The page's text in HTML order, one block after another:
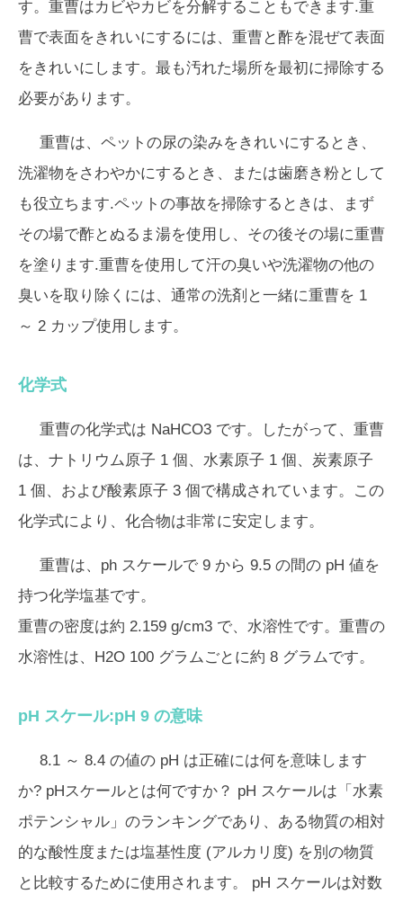
す。重曹はカビやカビを分解することもできます.重
曹で表面をきれいにするには、重曹と酢を混ぜて表面
をきれいにします。最も汚れた場所を最初に掃除する
必要があります。
重曹は、ペットの尿の染みをきれいにするとき、
洗濯物をさわやかにするとき、または歯磨き粉として
も役立ちます.ペットの事故を掃除するときは、まず
その場で酢とぬるま湯を使用し、その後その場に重曹
を塗ります.重曹を使用して汗の臭いや洗濯物の他の
臭いを取り除くには、通常の洗剤と一緒に重曹を 1
～ 2 カップ使用します。
化学式
重曹の化学式は NaHCO3 です。したがって、重曹
は、ナトリウム原子 1 個、水素原子 1 個、炭素原子
1 個、および酸素原子 3 個で構成されています。この
化学式により、化合物は非常に安定します。
重曹は、ph スケールで 9 から 9.5 の間の pH 値を
持つ化学塩基です。
重曹の密度は約 2.159 g/cm3 で、水溶性です。重曹の
水溶性は、H2O 100 グラムごとに約 8 グラムです。
pH スケール:pH 9 の意味
8.1 ～ 8.4 の値の pH は正確には何を意味します
か? pHスケールとは何ですか？ pH スケールは「水素
ポテンシャル」のランキングであり、ある物質の相対
的な酸性度または塩基性度 (アルカリ度) を別の物質
と比較するために使用されます。 pH スケールは対数